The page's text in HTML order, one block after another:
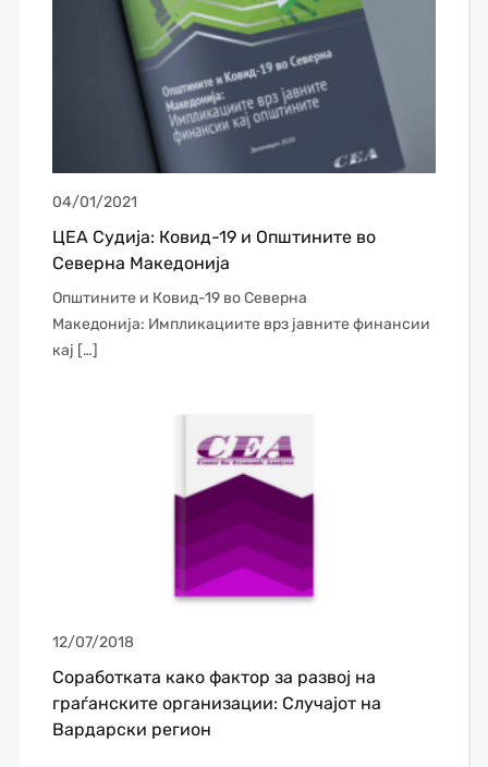
04/01/2021
ЦЕА Судија: Ковид-19 и Општините во
Северна Македонија
Општините и Ковид-19 во Северна
Македонија: Импликациите врз јавните финансии
кај […]
12/07/2018
Соработката како фактор за развој на
граѓанските организации: Случајот на
Вардарски регион